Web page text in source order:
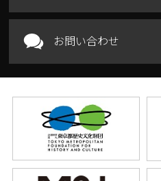
お問い合わせ